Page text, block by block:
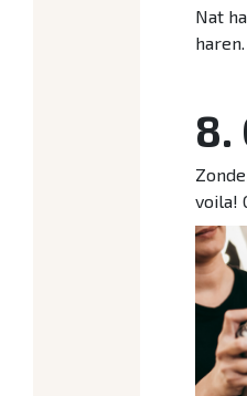
Nat
haren.
8.
voila!